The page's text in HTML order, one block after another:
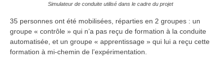
Simulateur de conduite utilisé dans le cadre du projet
35 personnes ont été mobilisées, réparties en 2 groupes : un
groupe « contrôle » qui n’a pas reçu de formation à la conduite
automatisée, et un groupe « apprentissage » qui lui a reçu cette
formation à mi-chemin de l’expérimentation.